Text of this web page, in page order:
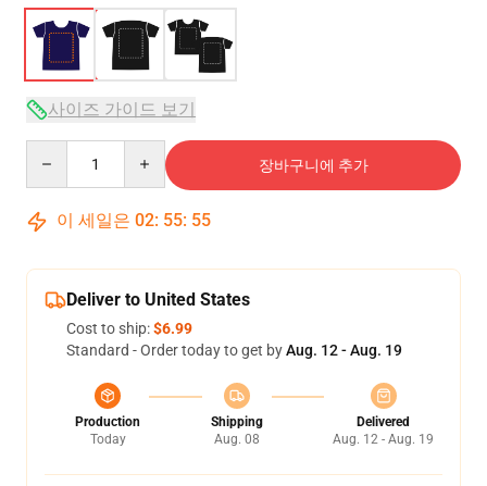
사이즈 가이드 보기
장바구니에 추가
이 세일은 02: 55: 54
Deliver to United States
Cost to ship:$6.99
Standard - Order today to get byAug. 12 - Aug. 19
Production
Today
Shipping
Aug. 08
Delivered
Aug. 12 - Aug. 19